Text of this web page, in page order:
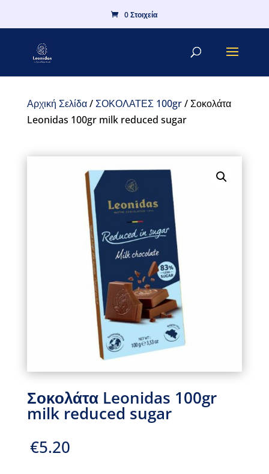
0 Στοιχεία
Αρχική Σελίδα/ΣΟΚΟΛΑΤΕΣ 100gr/ Σοκολάτα
Leonidas 100gr milk reduced sugar
Σοκολάτα Leonidas 100gr
milk reduced sugar
€5.20